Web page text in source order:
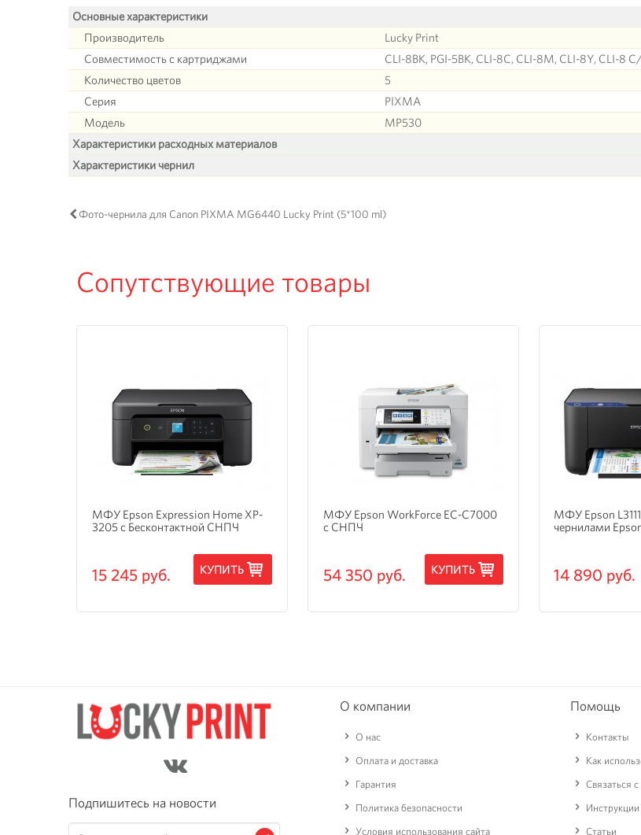
Основные характеристики
Производитель
Lucky Print
Совместимость с картриджами
CLI-8BK, PGI-5BK, CLI-8C, CLI-8M, CLI-8Y, CLI-8
Количество цветов
5
Серия
PIXMA
Модель
MP530
Характеристики расходных материалов
Характеристики чернил
Фото-чернила для Canon PIXMA MG6440 Lucky Print (5*100 ml)
Сопутствующие товары
МФУ Epson Expression Home XP-
3205 с Бесконтактной СНПЧ
15 245 руб. КУПИТЬ
МФУ Epson WorkForce EC-C7000
с СНПЧ
54 350 руб. КУПИТЬ
МФУ Epson
чернилами
14 890 руб.
Подпишитесь на новости
О компании
О нас
Оплата и доставка
Гарантия
Политика безопасности
Условия использования сайта
Помощь
Контакты
Как
Связаться
Инструкции
Статьи